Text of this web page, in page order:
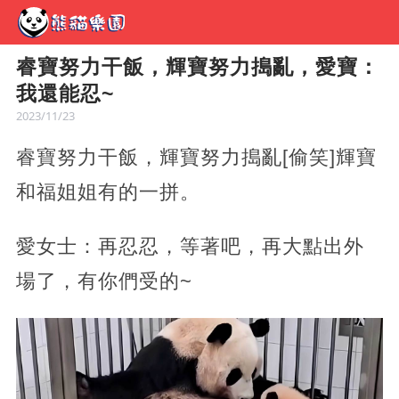
睿寶努力干飯，輝寶努力搗亂，愛寶：
我還能忍~
2023/11/23
睿寶努力干飯，輝寶努力搗亂[偷笑]輝寶
和福姐姐有的一拼。
愛女士：再忍忍，等著吧，再大點出外
場了，有你們受的~